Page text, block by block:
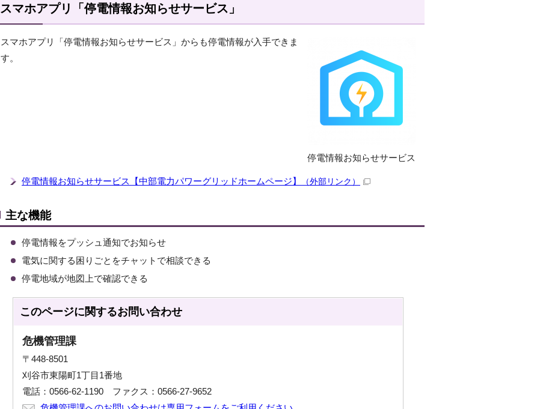
スマホアプリ「停電情報お知らせサービス」
停電情報お知らせサービス
スマホアプリ「停電情報お知らせサービス」からも停電情報が入手できま
す。
停電情報お知らせサービス【中部電力パワーグリッドホームページ】 （外部リンク）
主な機能
停電情報をプッシュ通知でお知らせ
電気に関する困りごとをチャットで相談できる
停電地域が地図上で確認できる
このページに関するお問い合わせ
危機管理課
〒448-8501
刈谷市東陽町1丁目1番地
電話：0566-62-1190 ファクス：0566-27-9652